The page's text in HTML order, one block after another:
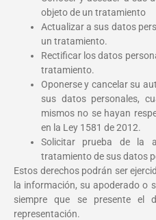
objeto de un tratamiento
Actualizar a sus datos
un tratamiento.
Rectificar los datos
tratamiento.
Oponerse y cancelar su
sus datos personales,
mismos no se hayan
en la Ley 1581 de 2012.
Solicitar prueba de la
tratamiento de sus datos
Estos derechos podrán ser
la información, su apoderado o
siempre que se presente el
representación.